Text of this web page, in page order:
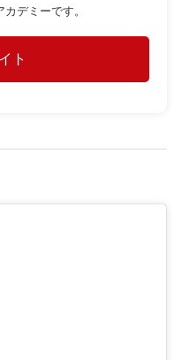
デミーです。
ト